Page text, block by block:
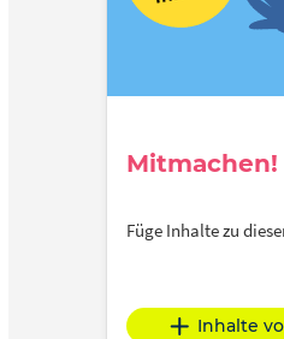
Mitmachen!
Füge Inhalte zu
Inhalte